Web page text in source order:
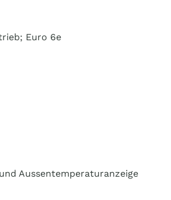
Euro 6e
Aussentemperaturanzeige